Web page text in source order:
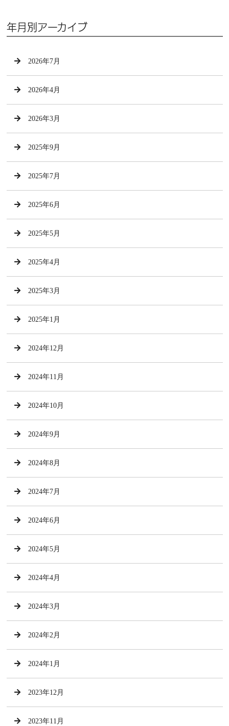
年月別アーカイブ
2026年7月
2026年4月
2026年3月
2025年9月
2025年7月
2025年6月
2025年5月
2025年4月
2025年3月
2025年1月
2024年12月
2024年11月
2024年10月
2024年9月
2024年8月
2024年7月
2024年6月
2024年5月
2024年4月
2024年3月
2024年2月
2024年1月
2023年12月
2023年11月